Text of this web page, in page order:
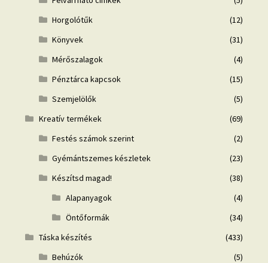
Horgolótűk
(12)
Könyvek
(31)
Mérőszalagok
(4)
Pénztárca kapcsok
(15)
Szemjelölők
(5)
Kreatív termékek
(69)
Festés számok szerint
(2)
Gyémántszemes készletek
(23)
Készítsd magad!
(38)
Alapanyagok
(4)
Öntőformák
(34)
Táska készítés
(433)
Behúzók
(5)